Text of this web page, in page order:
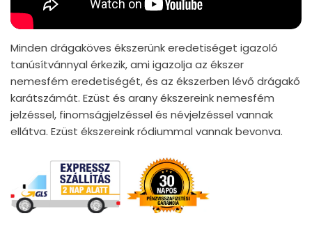
Minden drágaköves ékszerünk eredetiséget igazoló
tanúsítvánnyal érkezik, ami igazolja az ékszer
nemesfém eredetiségét, és az ékszerben lévő drágakő
karátszámát. Ezüst és arany ékszereink nemesfém
jelzéssel, finomságjelzéssel és névjelzéssel vannak
ellátva. Ezüst ékszereink ródiummal vannak bevonva.